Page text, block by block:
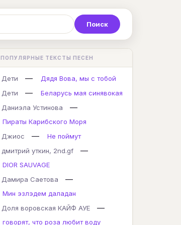
Т У Ф Х Ц
M N O P Q
ПОПУЛЯРНЫЕ ТЕКСТЫ ПЕСЕН
Дети —
Дядя Вова, мы с тобой
Дети
—
Беларусь мая синявокая
Даниэла Устинова
—
Пираты Карибского Моря
Джиос
—
Не поймут
дмитрий уткин, 2nd.gf
—
DIOR SAUVAGE
Дамира Саетова
—
Мин эзлэдем даладан
Доля воровская КАЙФ АУЕ
—
говорят, что роза любит воду